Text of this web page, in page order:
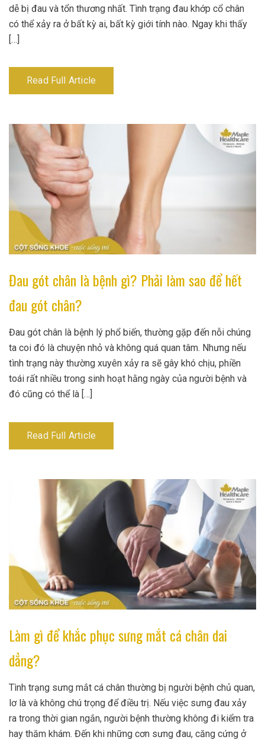
dễ bị đau và tổn thương nhất. Tình trạng đau khớp cổ chân
có thể xảy ra ở bất kỳ ai, bất kỳ giới tính nào. Ngay khi thấy
[…]
Read Full Article
Đau gót chân là bệnh gì? Phải làm sao để hết
đau gót chân?
Đau gót chân là bệnh lý phổ biến, thường gặp đến nỗi chúng
ta coi đó là chuyện nhỏ và không quá quan tâm. Nhưng nếu
tình trạng này thường xuyên xảy ra sẽ gây khó chịu, phiền
toái rất nhiều trong sinh hoạt hằng ngày của người bệnh và
đó cũng có thể là […]
Read Full Article
Làm gì để khắc phục sưng mắt cá chân dai
dẳng?
Tình trạng sưng mắt cá chân thường bị người bệnh chủ quan,
lơ là và không chú trọng để điều trị. Nếu việc sưng đau xảy
ra trong thời gian ngắn, người bệnh thường không đi kiểm tra
hay thăm khám. Đến khi những cơn sưng đau, căng cứng ở